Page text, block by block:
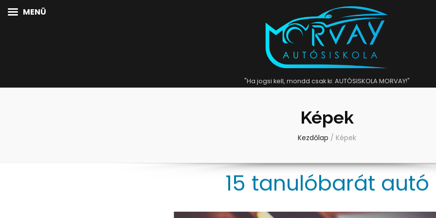
"Ha jogsi kell, mondd csak ki: AUTÓSISKOLA MORVAY!"
Képek
Kezdőlap / Képek
Manuális és automata
MENÜ